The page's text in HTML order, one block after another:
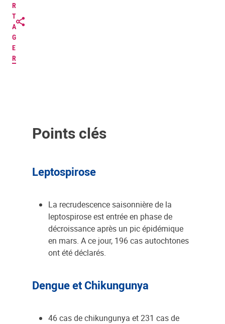
R
T
A
G
E
R
Points clés
Leptospirose
La recrudescence saisonnière de la
leptospirose est entrée en phase de
décroissance après un pic épidémique
en mars. A ce jour, 196 cas autochtones
ont été déclarés.
Dengue et Chikungunya
46 cas de chikungunya et 231 cas de